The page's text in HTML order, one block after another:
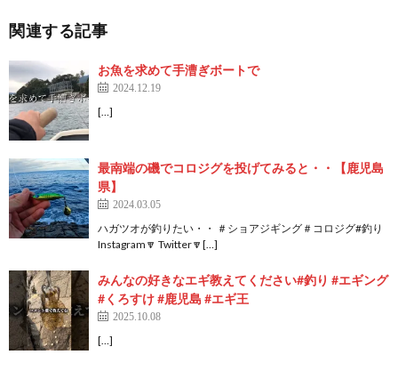
関連する記事
お魚を求めて手漕ぎボートで
2024.12.19
[…]
最南端の磯でコロジグを投げてみると・・【鹿児島
県】
2024.03.05
ハガツオが釣りたい・・ ＃ショアジギング＃コロジグ#釣り
Instagram🔽 Twitter🔽[…]
みんなの好きなエギ教えてください#釣り #エギング
#くろすけ #鹿児島 #エギ王
2025.10.08
[…]